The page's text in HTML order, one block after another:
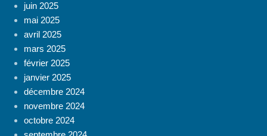
juin 2025
mai 2025
avril 2025
mars 2025
février 2025
janvier 2025
décembre 2024
novembre 2024
octobre 2024